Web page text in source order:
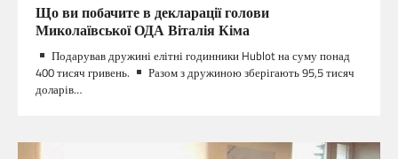
Що ви побачите в декларації голови
Миколаївської ОДА Віталія Кіма
Подарував дружині елітні годинники Hublot на суму понад
400 тисяч гривень.
Разом з дружиною зберігають 95,5 тисяч
доларів…